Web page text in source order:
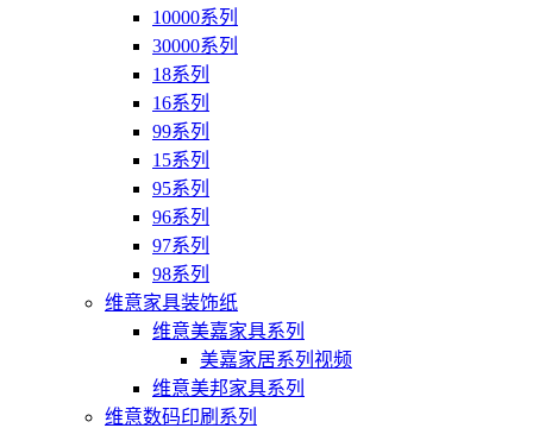
10000系列
30000系列
18系列
16系列
99系列
15系列
95系列
96系列
97系列
98系列
维意家具装饰纸
维意美嘉家具系列
美嘉家居系列视频
维意美邦家具系列
维意数码印刷系列